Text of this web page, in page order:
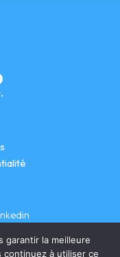
garantir la meilleure
à utiliser ce